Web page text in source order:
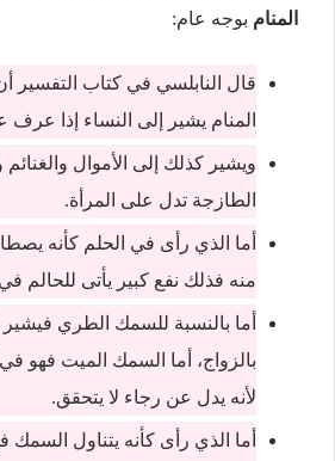
المنام بوجه عام:
قال النابلسي في كتاب التفسير
المنام يشير إلى النساء إذا
ويشير كذلك إلى الأموال
الطازجة تدل على المرأة.
أما الذي رأى في الحلم كأنه
منه فذلك نفع كبير يأتى للحالم
أما بالنسبة للسمك الطري
بالزواج، أما السمك الميت فهو
لأنه يدل عن رجاء لا يتحقق.
أما الذي رأى كأنه يتناول